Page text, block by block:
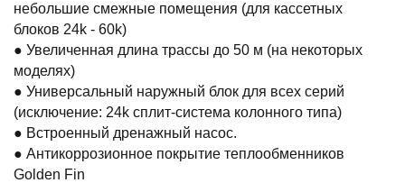
небольшие смежные помещения (для кассетных
блоков 24k - 60k)
● Увеличенная длина трассы до 50 м (на некоторых
моделях)
● Универсальный наружный блок для всех серий
(исключение: 24k сплит-система колонного типа)
● Встроенный дренажный насос.
● Антикоррозионное покрытие теплообменников
Golden Fin